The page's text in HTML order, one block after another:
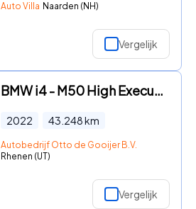
Auto Villa Naarden (NH)
Vergelijk
BMW i4 - M50 High Executive 84 kWh / SoH 96, 6% / 360Camera / Head-up
2022 43.248km
Autobedrijf Otto de Gooijer B.V.
Rhenen (UT)
Vergelijk